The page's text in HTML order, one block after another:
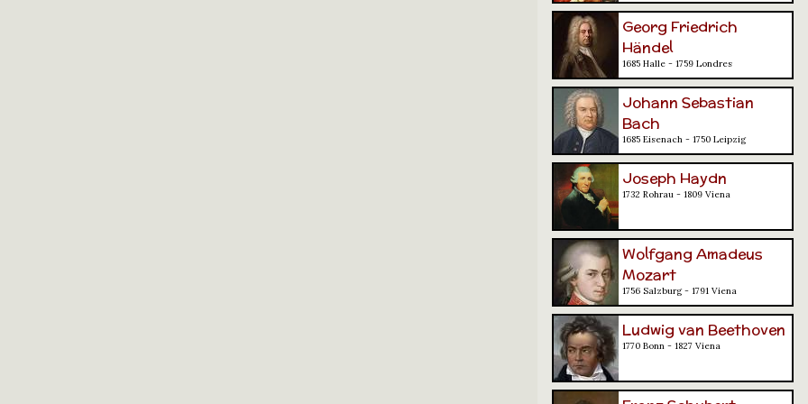
Georg Friedrich
Händel
1685 Halle - 1759 Londres
Johann Sebastian
Bach
1685 Eisenach - 1750 Leipzig
Joseph Haydn
1732 Rohrau - 1809 Viena
Wolfgang Amadeus
Mozart
1756 Salzburg - 1791 Viena
Ludwig van Beethoven
1770 Bonn - 1827 Viena